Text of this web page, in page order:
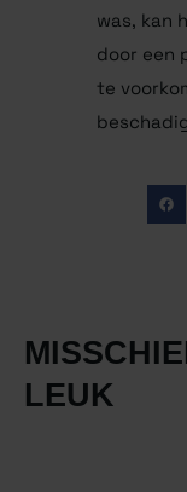
was, kan
door een
te
LEUK